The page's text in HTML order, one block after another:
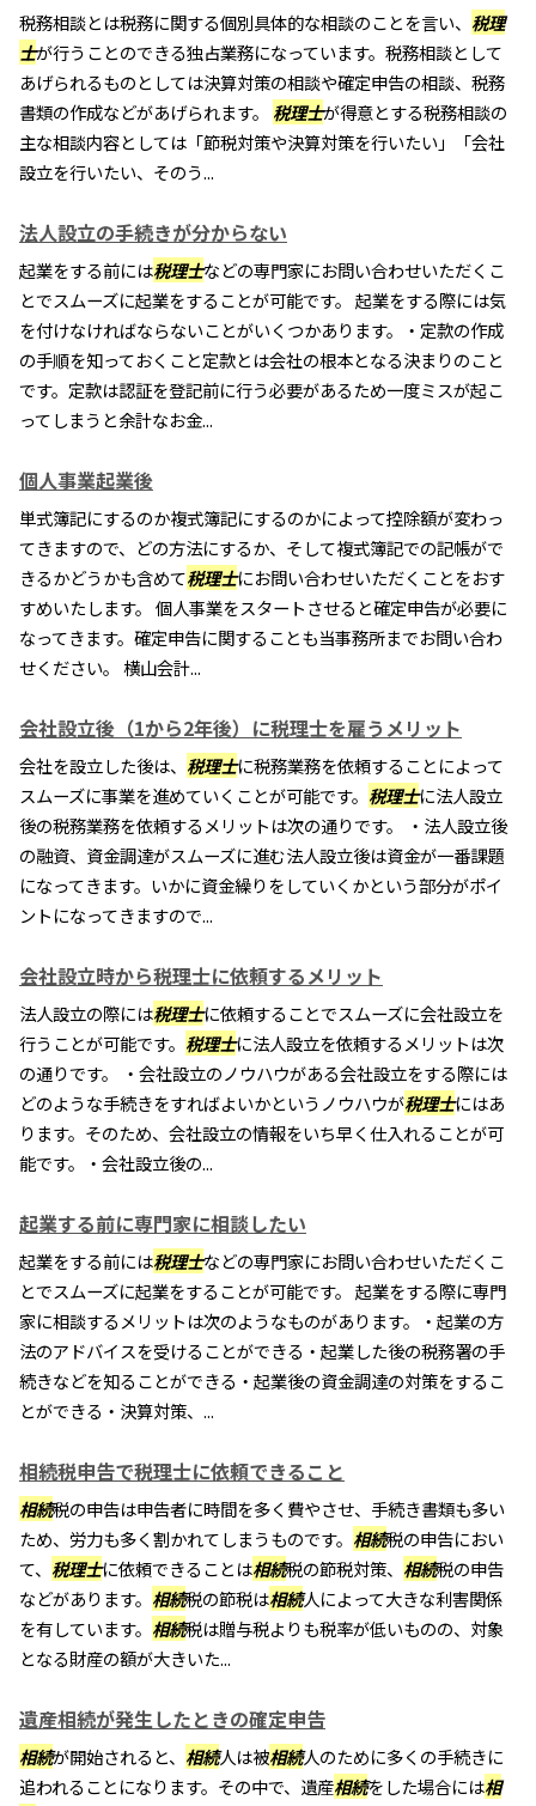
税務相談とは税務に関する個別具体的な相談のことを言い、 税理
士が行うことのできる独占業務になっています。税務相談として
あげられるものとしては決算対策の相談や確定申告の相談、税務
書類の作成などがあげられます。 税理士が得意とする税務相談の
主な相談内容としては「節税対策や決算対策を行いたい」「会社
設立を行いたい、そのう...
法人設立の手続きが分からない
起業をする前には税理士などの専門家にお問い合わせいただくこ
とでスムーズに起業をすることが可能です。 起業をする際には気
を付けなければならないことがいくつかあります。・定款の作成
の手順を知っておくこと定款とは会社の根本となる決まりのこと
です。定款は認証を登記前に行う必要があるため一度ミスが起こ
ってしまうと余計なお金...
個人事業起業後
単式簿記にするのか複式簿記にするのかによって控除額が変わっ
てきますので、どの方法にするか、そして複式簿記での記帳がで
きるかどうかも含めて税理士にお問い合わせいただくことをおす
すめいたします。 個人事業をスタートさせると確定申告が必要に
なってきます。確定申告に関することも当事務所までお問い合わ
せください。 横山会計...
会社設立後（1から2年後）に税理士を雇うメリット
会社を設立した後は、 税理士に税務業務を依頼することによって
スムーズに事業を進めていくことが可能です。 税理士に法人設立
後の税務業務を依頼するメリットは次の通りです。 ・法人設立後
の融資、資金調達がスムーズに進む法人設立後は資金が一番課題
になってきます。いかに資金繰りをしていくかという部分がポイ
ントになってきますので...
会社設立時から税理士に依頼するメリット
法人設立の際には税理士に依頼することでスムーズに会社設立を
行うことが可能です。 税理士に法人設立を依頼するメリットは次
の通りです。 ・会社設立のノウハウがある会社設立をする際には
どのような手続きをすればよいかというノウハウが税理士にはあ
ります。そのため、会社設立の情報をいち早く仕入れることが可
能です。・会社設立後の...
起業する前に専門家に相談したい
起業をする前には税理士などの専門家にお問い合わせいただくこ
とでスムーズに起業をすることが可能です。 起業をする際に専門
家に相談するメリットは次のようなものがあります。・起業の方
法のアドバイスを受けることができる・起業した後の税務署の手
続きなどを知ることができる・起業後の資金調達の対策をするこ
とができる・決算対策、...
相続税申告で税理士に依頼できること
相続税の申告は申告者に時間を多く費やさせ、手続き書類も多い
ため、労力も多く割かれてしまうものです。 相続税の申告におい
て、 税理士に依頼できることは相続税の節税対策、 相続税の申告
などがあります。 相続税の節税は相続人によって大きな利害関係
を有しています。 相続税は贈与税よりも税率が低いものの、対象
となる財産の額が大きいた...
遺産相続が発生したときの確定申告
相続が開始されると、 相続人は被相続人のために多くの手続きに
追われることになります。その中で、遺産相続をした場合には相